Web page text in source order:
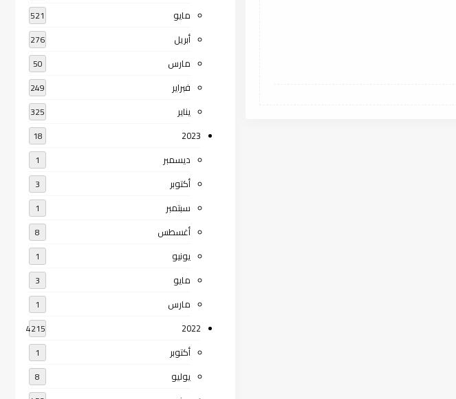
مايو 521
أبريل 276
مارس 50
فبراير 249
يناير 325
2023
18
ديسمبر 1
أكتوبر 3
سبتمبر 1
أغسطس 8
يونيو 1
مايو 3
مارس 1
2022
4215
أكتوبر 1
يوليو 8